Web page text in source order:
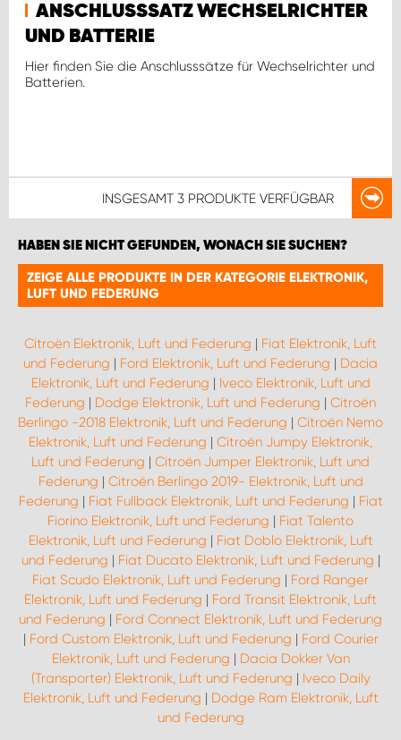
ANSCHLUSSSATZ WECHSELRICHTER
UND BATTERIE
Hier finden Sie die Anschlusssätze für Wechselrichter und
Batterien.
INSGESAMT 3 PRODUKTE VERFÜGBAR
HABEN SIE NICHT GEFUNDEN, WONACH SIE SUCHEN?
ZEIGE ALLE PRODUKTE IN DER KATEGORIE ELEKTRONIK,
LUFT UND FEDERUNG
Citroën Elektronik, Luft und Federung | Fiat Elektronik, Luft
und Federung | Ford Elektronik, Luft und Federung | Dacia
Elektronik, Luft und Federung | Iveco Elektronik, Luft und
Federung | Dodge Elektronik, Luft und Federung | Citroën
Berlingo -2018 Elektronik, Luft und Federung | Citroën Nemo
Elektronik, Luft und Federung | Citroën Jumpy Elektronik,
Luft und Federung | Citroën Jumper Elektronik, Luft und
Federung | Citroën Berlingo 2019- Elektronik, Luft und
Federung | Fiat Fullback Elektronik, Luft und Federung | Fiat
Fiorino Elektronik, Luft und Federung | Fiat Talento
Elektronik, Luft und Federung | Fiat Doblo Elektronik, Luft
und Federung | Fiat Ducato Elektronik, Luft und Federung |
Fiat Scudo Elektronik, Luft und Federung | Ford Ranger
Elektronik, Luft und Federung | Ford Transit Elektronik, Luft
und Federung | Ford Connect Elektronik, Luft und Federung
| Ford Custom Elektronik, Luft und Federung | Ford Courier
Elektronik, Luft und Federung | Dacia Dokker Van
(Transporter) Elektronik, Luft und Federung | Iveco Daily
Elektronik, Luft und Federung | Dodge Ram Elektronik, Luft
und Federung